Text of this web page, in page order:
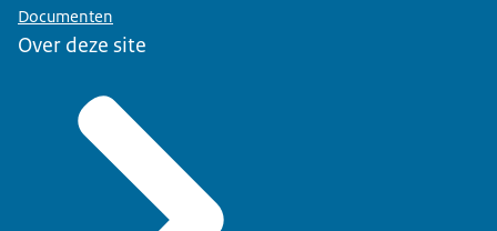
zorgen voor je mensen."
INTERVIEWER: "Wat maakt jouw werk belangrijk?"
LIANNE: "Ik voel absoluut een maatschappelijke
Documenten
Over deze site